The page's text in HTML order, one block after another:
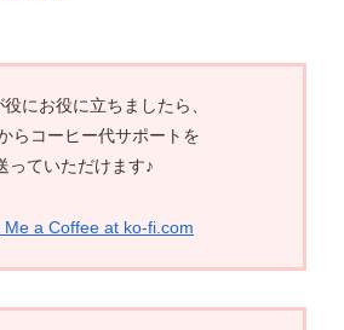
にお役に立ちましたら、
らコーヒー代サポートを
っていただけます♪